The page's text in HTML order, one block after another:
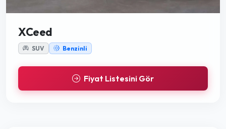
XCeed
SUV Benzinli
Fiyat Listesini Gör